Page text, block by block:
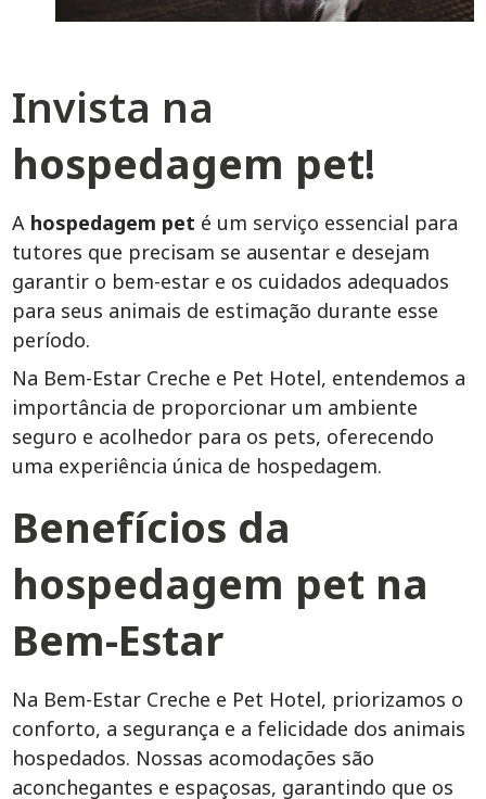
Invista na
hospedagem pet!
A hospedagem pet é um serviço essencial para
tutores que precisam se ausentar e desejam
garantir o bem-estar e os cuidados adequados
para seus animais de estimação durante esse
período.
Na Bem-Estar Creche e Pet Hotel, entendemos a
importância de proporcionar um ambiente
seguro e acolhedor para os pets, oferecendo
uma experiência única de hospedagem.
Benefícios da
hospedagem pet na
Bem-Estar
Na Bem-Estar Creche e Pet Hotel, priorizamos o
conforto, a segurança e a felicidade dos animais
hospedados. Nossas acomodações são
aconchegantes e espaçosas, garantindo que os